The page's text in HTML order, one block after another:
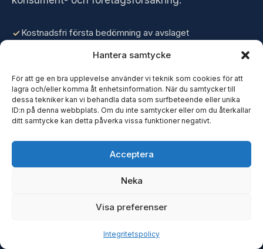
Hantera samtycke
För att ge en bra upplevelse använder vi teknik som cookies för att
lagra och/eller komma åt enhetsinformation. När du samtycker till
dessa tekniker kan vi behandla data som surfbeteende eller unika
ID:n på denna webbplats. Om du inte samtycker eller om du återkallar
ditt samtycke kan detta påverka vissa funktioner negativt.
Acceptera
Neka
Visa preferenser
Integritetspolicy
Kostnadsfri första bedömning av avslaget
Ombud vid samtliga tingsrätter och ARN
FÖREDRAR DU ATT PRATA?
08-189 891
Lämna detaljer för bedömning
Beskriv kort situationen – vilket villkor och vilket bolag.